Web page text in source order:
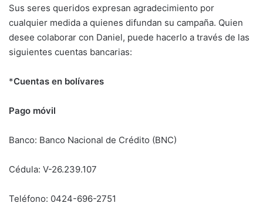
Sus seres queridos expresan agradecimiento por
cualquier medida a quienes difundan su campaña. Quien
desee colaborar con Daniel, puede hacerlo a través de las
siguientes cuentas bancarias:
*Cuentas en bolívares
Pago móvil
Banco: Banco Nacional de Crédito (BNC)
Cédula: V-26.239.107
Teléfono: 0424-696-2751